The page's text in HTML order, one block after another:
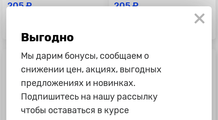
205 ₽ 205 ₽
Набор переходников для щеток
дворников "Heyner" Key Lock
Выгодно
Мы дарим бонусы, сообщаем о
снижении цен, акциях, выгодных
предложениях и новинках.
Подпишитесь на нашу рассылку
чтобы оставаться в курсе